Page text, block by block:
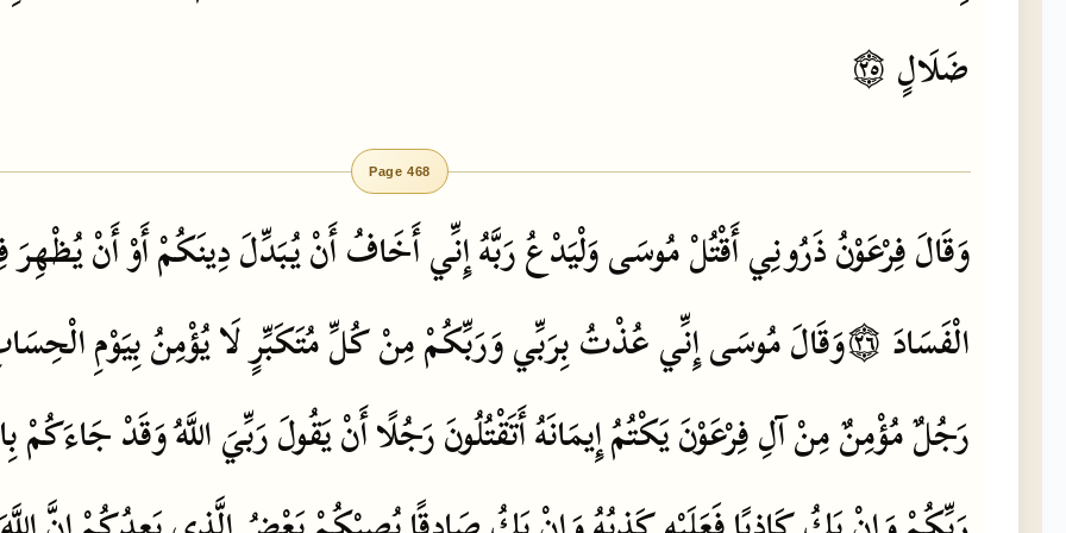
ضَلَالٍ ۝٢٥
Page 468
وَقَالَفِرْعَوْنُذَرُونِيأَقْتُلْمُوسَىوَلْيَدْعُرَبَّهُإِنِّيأَخَافُأَنْيُبَدِّلَدِينَكُمْأَوْأَنْيُظْهِرَ
الْفَسَادَ ۝٢٦وَقَالَمُوسَىإِنِّيعُذْتُبِرَبِّيوَرَبِّكُمْمِنْكُلِّمُتَكَبِّرٍلَايُؤْمِنُبِيَوْمِ
رَجُلٌمُؤْمِنٌمِنْآلِفِرْعَوْنَيَكْتُمُإِيمَانَهُأَتَقْتُلُونَرَجُلًاأَنْيَقُولَرَبِّيَاللَّهُوَقَدْجَاءَكُمْ